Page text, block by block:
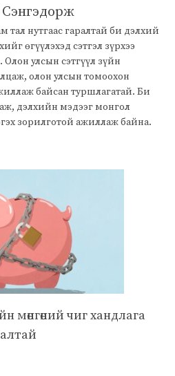
тал нутгаас гаралтай би дэлхий
өгүүлэхэд сэтгэл зүрхээ
улсын сэтгүүл зүйн
олон улсын томоохон
байсан туршлагатай. Би
дэлхийн мэдээг монгол
зорилготой ажиллаж байна.
мөнгөний чиг хандлага